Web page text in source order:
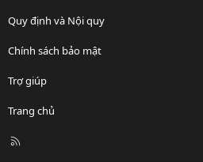
Quy định và Nội quy
Chính sách bảo mật
Trợ giúp
Trang chủ
R